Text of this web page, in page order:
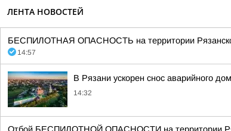
ЛЕНТА НОВОСТЕЙ
БЕСПИЛОТНАЯ ОПАСНОСТЬ на территории Рязанской
14:57
В Рязани ускорен снос аварийного
14:32